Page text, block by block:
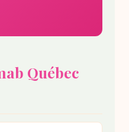
Québec